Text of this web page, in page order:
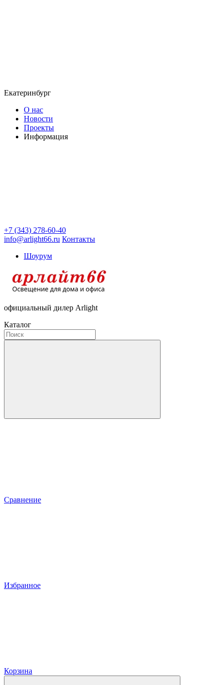
Екатеринбург
О нас
Новости
Проекты
Информация
+7 (343) 278-60-40
info@arlight66.ru Контакты
Шоурум
официальный дилер Arlight
Каталог
Сравнение
Избранное
Корзина